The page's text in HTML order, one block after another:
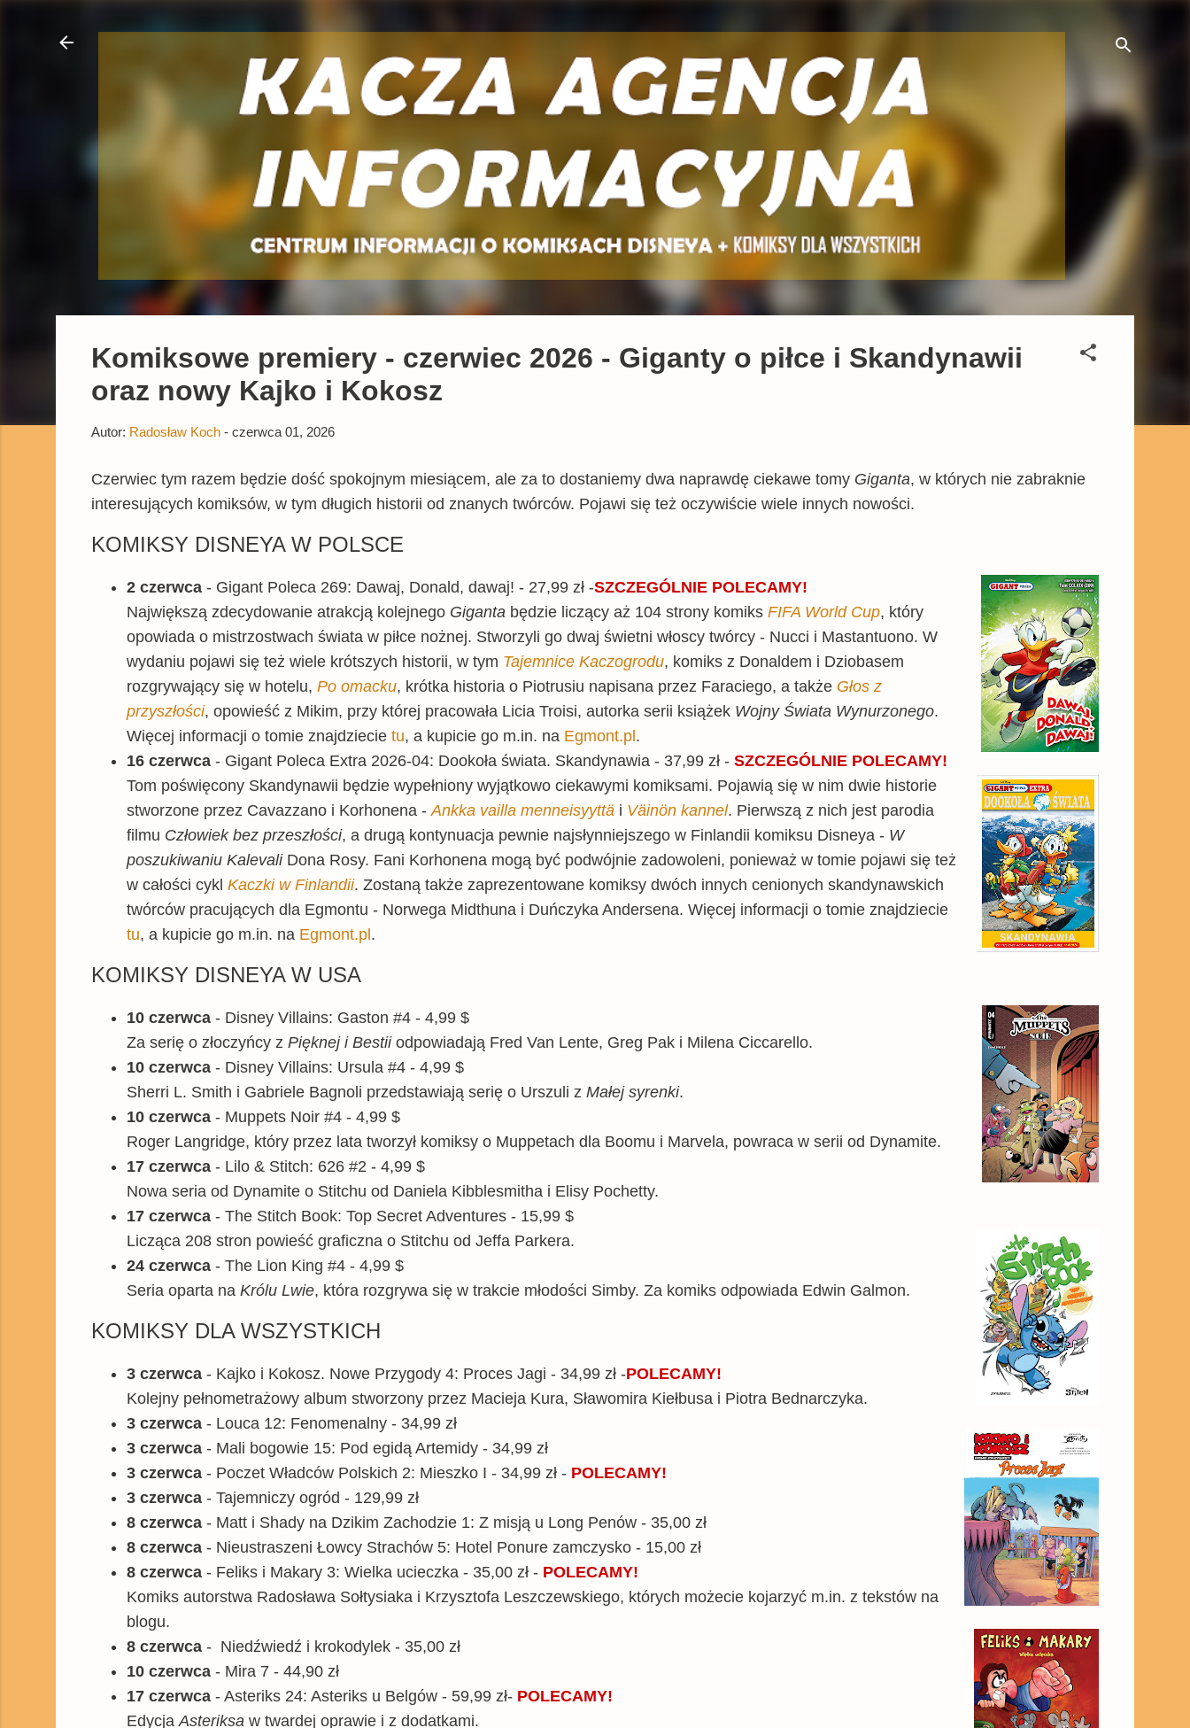
Komiksowe premiery - czerwiec 2026 - Giganty o piłce i Skandynawii
oraz nowy Kajko i Kokosz
Autor: Radosław Koch - czerwca 01, 2026
Czerwiec tym razem będzie dość spokojnym miesiącem, ale za to dostaniemy dwa naprawdę ciekawe tomy Giganta, w których nie zabraknie
interesujących komiksów, w tym długich historii od znanych twórców. Pojawi się też oczywiście wiele innych nowości.
KOMIKSY DISNEYA W POLSCE
2 czerwca - Gigant Poleca 269: Dawaj, Donald, dawaj! - 27,99 zł -SZCZEGÓLNIE POLECAMY!
Największą zdecydowanie atrakcją kolejnego Giganta będzie liczący aż 104 strony komiks FIFA World Cup, który
opowiada o mistrzostwach świata w piłce nożnej. Stworzyli go dwaj świetni włoscy twórcy - Nucci i Mastantuono. W
wydaniu pojawi się też wiele krótszych historii, w tym Tajemnice Kaczogrodu, komiks z Donaldem i Dziobasem
rozgrywający się w hotelu, Po omacku, krótka historia o Piotrusiu napisana przez Faraciego, a także Głos z
przyszłości, opowieść z Mikim, przy której pracowała Licia Troisi, autorka serii książek Wojny Świata Wynurzonego.
Więcej informacji o tomie znajdziecie tu, a kupicie go m.in. na Egmont.pl.
16 czerwca - Gigant Poleca Extra 2026-04: Dookoła świata. Skandynawia - 37,99 zł - SZCZEGÓLNIE POLECAMY!
Tom poświęcony Skandynawii będzie wypełniony wyjątkowo ciekawymi komiksami. Pojawią się w nim dwie historie
stworzone przez Cavazzano i Korhonena - Ankka vailla menneisyyttä i Väinön kannel. Pierwszą z nich jest parodia
filmu Człowiek bez przeszłości, a drugą kontynuacja pewnie najsłynniejszego w Finlandii komiksu Disneya - W
poszukiwaniu Kalevali Dona Rosy. Fani Korhonena mogą być podwójnie zadowoleni, ponieważ w tomie pojawi się też
w całości cykl Kaczki w Finlandii. Zostaną także zaprezentowane komiksy dwóch innych cenionych skandynawskich
twórców pracujących dla Egmontu - Norwega Midthuna i Duńczyka Andersena. Więcej informacji o tomie znajdziecie
tu, a kupicie go m.in. na Egmont.pl.
KOMIKSY DISNEYA W USA
10 czerwca - Disney Villains: Gaston #4 - 4,99 $
Za serię o złoczyńcy z Pięknej i Bestii odpowiadają Fred Van Lente, Greg Pak i Milena Ciccarello.
10 czerwca - Disney Villains: Ursula #4 - 4,99 $
Sherri L. Smith i Gabriele Bagnoli przedstawiają serię o Urszuli z Małej syrenki.
10 czerwca - Muppets Noir #4 - 4,99 $
Roger Langridge, który przez lata tworzył komiksy o Muppetach dla Boomu i Marvela, powraca w serii od Dynamite.
17 czerwca - Lilo & Stitch: 626 #2 - 4,99 $
Nowa seria od Dynamite o Stitchu od Daniela Kibblesmitha i Elisy Pochetty.
17 czerwca - The Stitch Book: Top Secret Adventures - 15,99 $
Licząca 208 stron powieść graficzna o Stitchu od Jeffa Parkera.
24 czerwca - The Lion King #4 - 4,99 $
Seria oparta na Królu Lwie, która rozgrywa się w trakcie młodości Simby. Za komiks odpowiada Edwin Galmon.
KOMIKSY DLA WSZYSTKICH
3 czerwca - Kajko i Kokosz. Nowe Przygody 4: Proces Jagi - 34,99 zł -POLECAMY!
Kolejny pełnometrażowy album stworzony przez Macieja Kura, Sławomira Kiełbusa i Piotra Bednarczyka.
3 czerwca - Louca 12: Fenomenalny - 34,99 zł
3 czerwca - Mali bogowie 15: Pod egidą Artemidy - 34,99 zł
3 czerwca - Poczet Władców Polskich 2: Mieszko I - 34,99 zł - POLECAMY!
3 czerwca - Tajemniczy ogród - 129,99 zł
8 czerwca - Matt i Shady na Dzikim Zachodzie 1: Z misją u Long Penów - 35,00 zł
8 czerwca - Nieustraszeni Łowcy Strachów 5: Hotel Ponure zamczysko - 15,00 zł
8 czerwca - Feliks i Makary 3: Wielka ucieczka - 35,00 zł - POLECAMY!
Komiks autorstwa Radosława Sołtysiaka i Krzysztofa Leszczewskiego, których możecie kojarzyć m.in. z tekstów na
blogu.
8 czerwca - Niedźwiedź i krokodylek - 35,00 zł
10 czerwca - Mira 7 - 44,90 zł
17 czerwca - Asteriks 24: Asteriks u Belgów - 59,99 zł- POLECAMY!
Edycja Asteriksa w twardej oprawie i z dodatkami.